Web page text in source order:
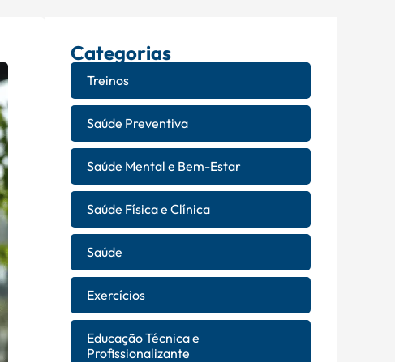
Categorias
Treinos
Saúde Preventiva
Saúde Mental e Bem-Estar
Saúde Física e Clínica
Saúde
Exercícios
Educação Técnica e
Profissionalizante